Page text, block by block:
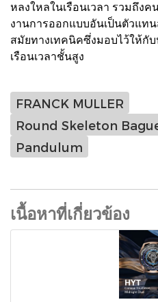
หลงใหลในเรือนเวลา รวมถึงค
งานการออกแบบอันเป็นตัวแท
สมัยทางเทคนิคซึ่งมอบไว้ให้กั
เรือนเวลาชั้นสูง
FRANCK MULLER
Round Skeleton
Pandulum
เนื้อหาที่เกี่ยวข้อง